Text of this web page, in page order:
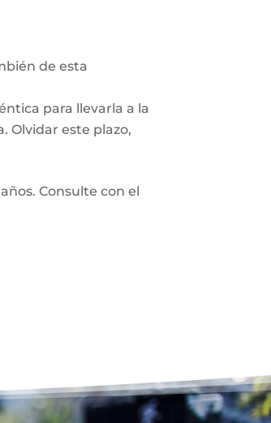
de esta
para llevarla a la
Olvidar este plazo,
Consulte con el